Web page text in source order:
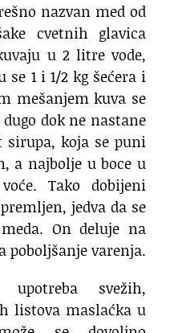
nazvan med od
cvetnih glavica
u 2 litre vode,
se 1 i 1/2 kg šećera i
mešanjem kuva se
dok ne nastane
sirupa, koja se puni
a najbolje u boce u
Tako dobijeni
jedva da se
On deluje na
poboljšanje varenja.
svežih,
listova maslaćka u